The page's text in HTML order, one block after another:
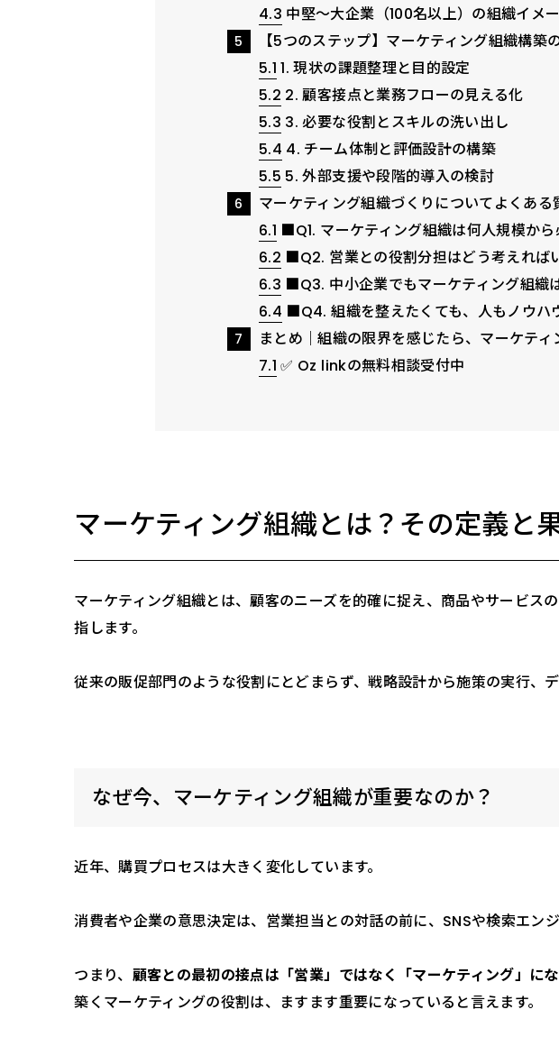
4.3 中堅〜大企業（100名以上）の組織イメ
5
【5つのステップ】マーケティング組織構築
5.1 1. 現状の課題整理と目的設定
5.2 2. 顧客接点と業務フローの見える化
5.3 3. 必要な役割とスキルの洗い出し
5.4 4. チーム体制と評価設計の構築
5.5 5. 外部支援や段階的導入の検討
6
マーケティング組織づくりについてよくある
6.1 ■Q1. マーケティング組織は何人規模から
6.2 ■Q2. 営業との役割分担はどう考えれば
6.3 ■Q3. 中小企業でもマーケティング組織
6.4 ■Q4. 組織を整えたくても、人もノウハ
7
まとめ｜組織の限界を感じたら、マーケテ
7.1 ✅ Oz linkの無料相談受付中
マーケティング組織とは？その定義と
マーケティング組織とは、顧客のニーズを的確に捉え、商品やサービ
指します。
従来の販促部門のような役割にとどまらず、戦略設計から施策の実行、
なぜ今、マーケティング組織が重要なのか？
近年、購買プロセスは大きく変化しています。
消費者や企業の意思決定は、営業担当との対話の前に、SNSや検索エン
つまり、 顧客との最初の接点は「営業」ではなく「マーケティング」に
築くマーケティングの役割は、ますます重要になっていると言えます。